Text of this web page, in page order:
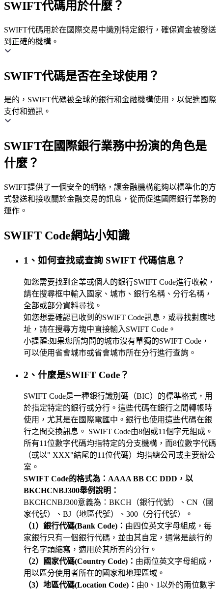
SWIFT代碼用於什麼？
SWIFT代碼用於在國際交易中識別特定銀行，確保資金被發送
到正確的機構。
SWIFT代碼是否在全球使用？
是的，SWIFT代碼被全球的銀行和金融機構使用，以促進國際
支付和通訊。
SWIFT在國際銀行業務中扮演的角色是
什麼？
SWIFT提供了一個安全的網絡，讓金融機構能夠以標準化的方
式發送和接收關於金融交易的訊息，從而促進國際銀行業務的
運作。
SWIFT Code網站小知識
1、如何查找或查詢 SWIFT 代碼信息？
如您需要找到企業或個人的銀行SWIFT Code進行收款，
請在搜尋框中輸入國家、城市、銀行名稱、分行名稱，
全部或部分資料尋找。
如您想要確認已收到的SWIFT Code訊息，或尋找對應地
址，請在搜尋方塊中直接輸入SWIFT Code。
小提醒:如果您所詢問的城市沒有單獨的SWIFT Code，
可以使用省會城市或省會城市所在分行進行查詢。
2、什麼是SWIFT Code？
SWIFT Code是一種銀行識別碼（BIC）的標準格式，用
於指定特定的銀行或分行。這些代碼在銀行之間轉帳時
使用，尤其是在國際電匯中。銀行也使用這些代碼在銀
行之間交換訊息。 SWIFT Code由8個或11個字元組成。
所有11位數字代碼均指特定的分支機構，而8位數字代碼
（或以" XXX"結尾的11位代碼）均指總公司或主要辦公
室。
SWIFT Code的格式為：AAAA BB CC DDD，以
BKCHCNBJ300舉例說明：
BKCHCNBJ300意義為：BKCH（銀行代號）、CN（國
家代號）、BJ（地區代號）、300（分行代號）。
（1）銀行代碼(Bank Code)： 由四位英文字母組成，每
家銀行只有一個銀行代碼，並由其自定，通常是該行的
行名字頭縮寫，適用於其所有的分行。
（2）國家代碼(Country Code)： 由兩位英文字母組成，
用以區分使用者所在的國家和地理區域。
（3）地區代碼(Location Code)： 由0、1以外的兩位數字